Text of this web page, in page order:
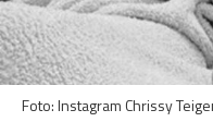
Foto: Instagram Chrissy